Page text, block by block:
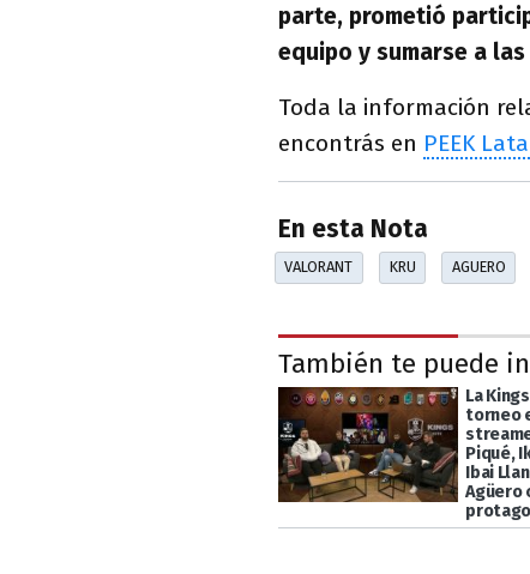
parte, prometió
equipo y sumarse a
Toda la información
encontrás en PEEK
En esta Nota
VALORANT KRU AGUERO
También te puede
La
torneo
Piqué,
Ibai
Agüero